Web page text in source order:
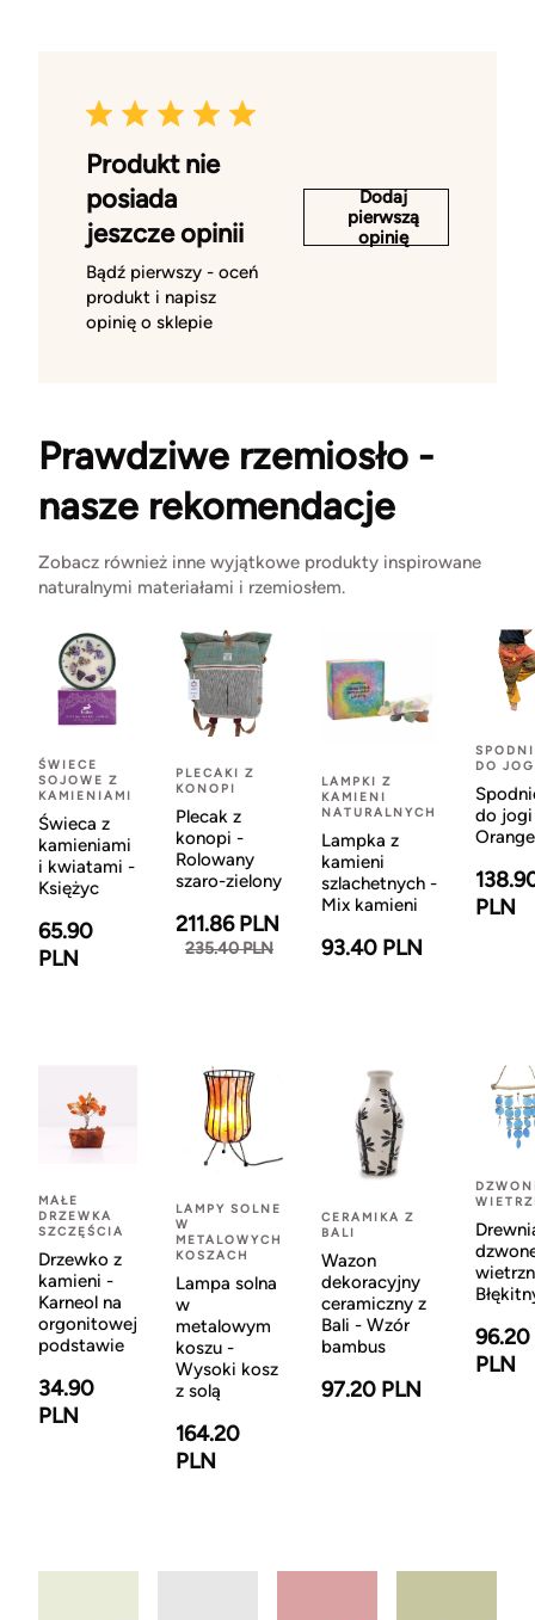
Produkt nie
posiada
jeszcze opinii
Bądź pierwszy - oceń
produkt i napisz
opinię o sklepie
Dodaj
pierwszą
opinię
Prawdziwe rzemiosło -
nasze rekomendacje
Zobacz również inne wyjątkowe produkty inspirowane
naturalnymi materiałami i rzemiosłem.
ŚWIECE
SOJOWE Z
KAMIENIAMI
Świeca z
kamieniami
i kwiatami -
Księżyc
65.90
PLN
PLECAKI Z
KONOPI
Plecak z
konopi -
Rolowany
szaro-zielony
211.86 PLN
235.40 PLN
LAMPKI Z
KAMIENI
NATURALNYCH
Lampka z
kamieni
szlachetnych -
Mix kamieni
93.40 PLN
DO
do
Orange
PLN
MAŁE
DRZEWKA
SZCZĘŚCIA
Drzewko z
kamieni -
Karneol na
orgonitowej
podstawie
34.90
PLN
LAMPY SOLNE
W
METALOWYCH
KOSZACH
Lampa solna
w
metalowym
koszu -
Wysoki kosz
z solą
164.20
PLN
CERAMIKA Z
BALI
Wazon
dekoracyjny
ceramiczny z
Bali - Wzór
bambus
97.20 PLN
96.20
PLN